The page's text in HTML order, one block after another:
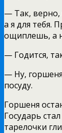
— Так, верно,
а я для тебя.
ощиплешь, а
— Годится,
— Ну,
посуду.
Горшеня
Государь
тарелочки